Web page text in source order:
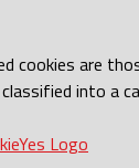
cookies are
into a